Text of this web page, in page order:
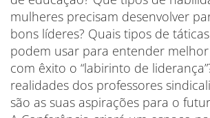
mulheres precisam desenvolver
bons líderes? Quais tipos de
podem usar para entender
com êxito o “labirinto de
realidades dos professores
são as suas aspirações para o